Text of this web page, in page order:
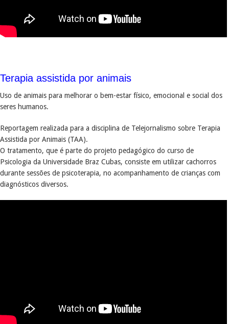
Terapia assistida por animais
Uso de animais para melhorar o bem-estar físico, emocional e social dos
seres humanos.
Reportagem realizada para a disciplina de Telejornalismo sobre Terapia
Assistida por Animais (TAA).
O tratamento, que é parte do projeto pedagógico do curso de
Psicologia da Universidade Braz Cubas, consiste em utilizar cachorros
durante sessões de psicoterapia, no acompanhamento de crianças com
diagnósticos diversos.